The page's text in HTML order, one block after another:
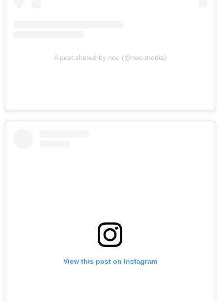
A post shared by neo (@neo.media)
View this post on Instagram